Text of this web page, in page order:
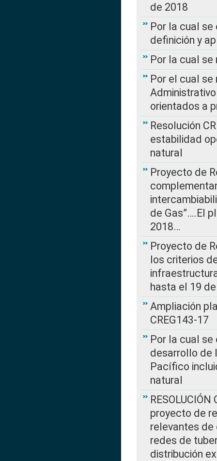
de 2018
Por la cual
definición y
Por la cual
Por el cual
orientados a
Resolución
estabilidad
natural
Proyecto de
de Gas”….El
2018…
Proyecto de
los criterios
hasta el 19
Ampliación
CREG143-17
Por la cual
desarrollo de
Pacífico
natural
proyecto de
relevantes de
redes de
distribución